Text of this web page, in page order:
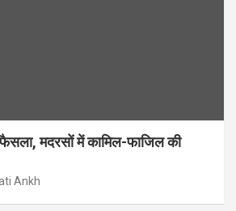
मदरसों में कामिल-फाजिल की
Ankh